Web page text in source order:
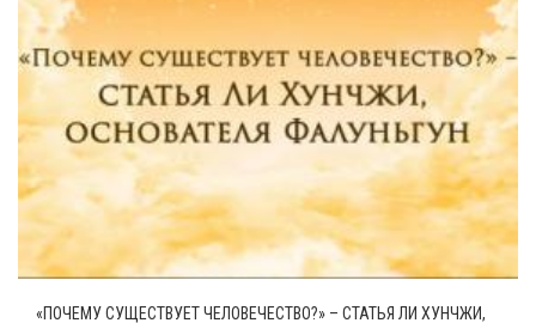
«ПОЧЕМУ СУЩЕСТВУЕТ ЧЕЛОВЕЧЕСТВО?» – СТАТЬЯ ЛИ ХУНЧЖИ,